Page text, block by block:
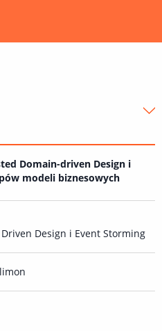
Domain-driven Design i
modeli biznesowych
Design i Event Storming